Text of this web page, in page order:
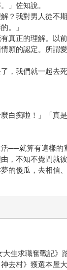
」佐知說。
？我對男人從不
。」
真正的理解。
願的認定。所
，我們就一起去死
白痴啦！」「真是
──就算有這樣的
，不知不覺間
的傻瓜，去相信
生求職奮戰記
去村》獲選本屋